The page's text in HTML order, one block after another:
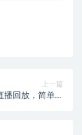
上一篇
回放，简单高